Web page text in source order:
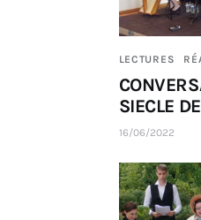
LECTURES
SIECLE
16/06/2022